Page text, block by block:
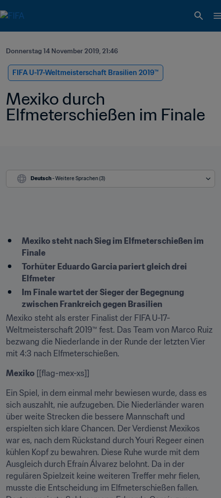
Donnerstag 14 November 2019, 21:46
FIFA U-17-Weltmeisterschaft Brasilien 2019™
Mexiko durch
Elfmeterschießen im Finale
Deutsch - Weitere Sprachen (3)
Mexiko steht nach Sieg im Elfmeterschießen im
Finale
Torhüter Eduardo Garcia pariert gleich drei
Elfmeter
Im Finale wartet der Sieger der Begegnung
zwischen Frankreich gegen Brasilien
Mexiko steht als erster Finalist der FIFA U-17-
Weltmeisterschaft 2019™ fest. Das Team von Marco Ruiz
bezwang die Niederlande in der Runde der letzten Vier
mit 4:3 nach Elfmeterschießen.
Mexiko [[flag-mex-xs]]
Ein Spiel, in dem einmal mehr bewiesen wurde, dass es
sich auszahlt, nie aufzugeben. Die Niederländer waren
über weite Strecken die bessere Mannschaft und
erspielten sich klare Chancen. Der Verdienst Mexikos
war es, nach dem Rückstand durch Youri Regeer einen
kühlen Kopf zu bewahren. Diese Ruhe wurde mit dem
Ausgleich durch Efraín Álvarez belohnt. Da in der
regulären Spielzeit keine weiteren Treffer mehr fielen,
musste die Entscheidung im Elfmeterschießen fallen.